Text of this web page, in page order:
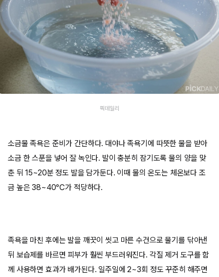
픽데일리
소금물 족욕은 준비가 간단하다. 대야나 족욕기에 따뜻한 물을 받아
소금 한 스푼을 넣어 잘 녹인다. 발이 충분히 잠기도록 물의 양을 맞
춘 뒤 15~20분 정도 발을 담가둔다. 이때 물의 온도는 체온보다 조
금 높은 38~40℃가 적당하다.
족욕을 마친 후에는 발을 깨끗이 씻고 마른 수건으로 물기를 닦아낸
뒤 보습제를 바르면 피부가 훨씬 부드러워진다. 각질 제거 도구를 함
께 사용하면 효과가 배가된다. 일주일에 2~3회 정도 꾸준히 해주면